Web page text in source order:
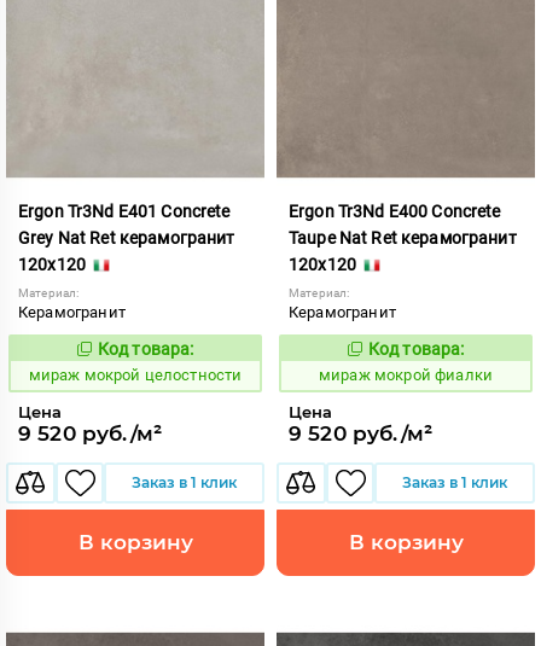
Ergon Tr3Nd E401 Concrete
Grey Nat Ret керамогранит
120x120
Материал:
Керамогранит
991743
Код товара:
мираж мокрой целостности
Цена
9 520 руб./м²
Заказ в 1 клик
В корзину
Ergon Tr3Nd E400 Concrete
Taupe Nat Ret керамогранит
120x120
Материал:
Керамогранит
991739
Код товара:
мираж мокрой фиалки
Цена
9 520 руб./м²
Заказ в 1 клик
В корзину